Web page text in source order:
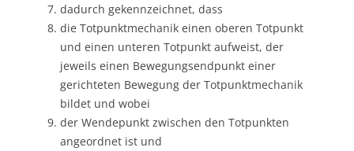
dadurch gekennzeichnet, dass
die Totpunktmechanik einen oberen Totpunkt
und einen unteren Totpunkt aufweist, der
jeweils einen Bewegungsendpunkt einer
gerichteten Bewegung der Totpunktmechanik
bildet und wobei
der Wendepunkt zwischen den Totpunkten
angeordnet ist und